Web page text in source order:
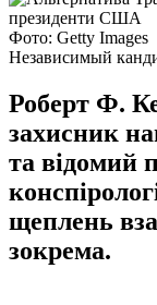
Фото: Getty Images
Независимый
Роберт Ф.
захисник
та відомий
щеплень
зокрема.